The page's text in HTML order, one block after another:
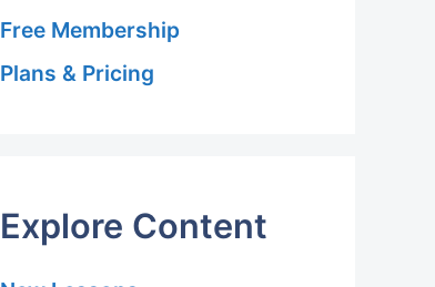
Free Membership
Plans & Pricing
Explore Content